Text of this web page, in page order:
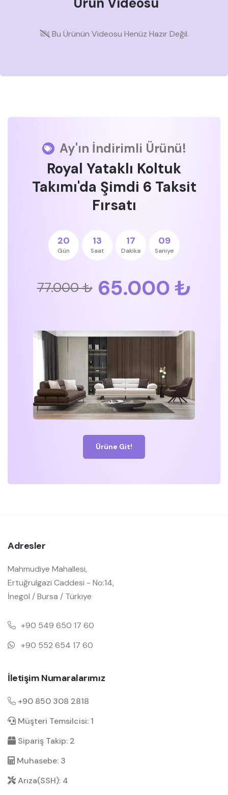
Bu Ürünün Videosu Henüz Hazır Değil.
Ay'ın İndirimli Ürünü!
Royal Yataklı Koltuk
Takımı'da Şimdi 6 Taksit
Fırsatı
20
Gün
13
Saat
17
Dakika
08
Saniye
77.000 ₺ 65.000 ₺
Ürüne Git!
Adresler
Mahmudiye Mahallesi,
Ertuğrulgazi Caddesi - No:14,
İnegöl / Bursa / Türkiye
+90 549 650 17 60
+90 552 654 17 60
İletişim Numaralarımız
+90 850 308 2818
Müşteri Temsilcisi: 1
Sipariş Takip: 2
Muhasebe: 3
Arıza(SSH): 4